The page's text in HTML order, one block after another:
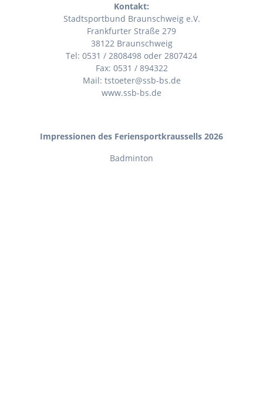
Kontakt:
Stadtsportbund Braunschweig e.V.
Frankfurter Straße 279
38122 Braunschweig
Tel: 0531 / 2808498 oder 2807424
Fax: 0531 / 894322
Mail: tstoeter@ssb-bs.de
www.ssb-bs.de
Impressionen des Feriensportkraussells 2026
Badminton